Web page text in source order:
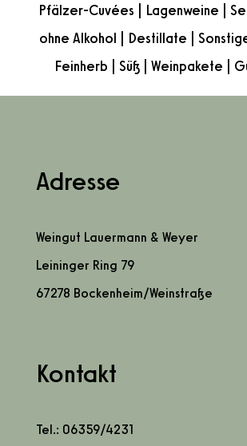
Pfälzer-Cuvées
Lagenweine
ohne Alkohol
Destillate
Feinherb |Süß |Weinpakete
Adresse
Weingut Lauermann & Weyer
Leininger Ring 79
67278 Bockenheim/Weinstraße
Kontakt
Tel.: 06359/4231